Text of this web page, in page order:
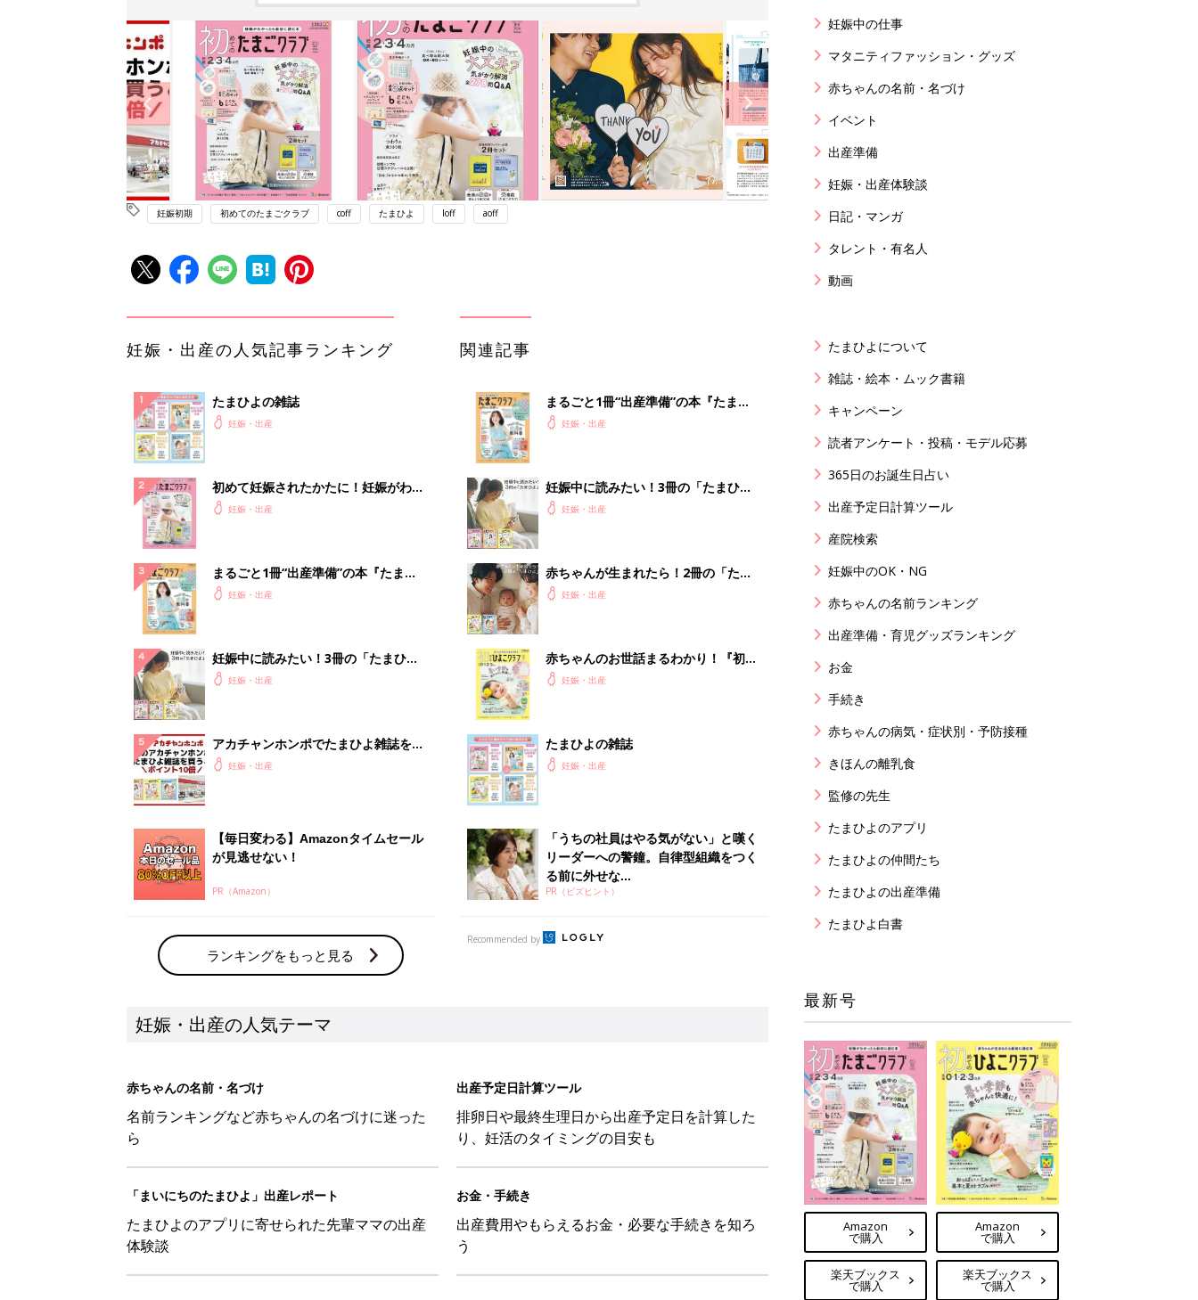
妊娠初期 初めてのたまごクラブ coff たまひよ loff aoff
妊娠・出産の人気記事ランキング
たまひよの雑誌
妊娠・出産
初めて妊娠されたかたに！妊娠がわか
ったら最初に読む本『初めてのたまご
妊娠・出産
まるごと1冊“出産準備”の本『たまご
クラブ 夏号』〈スペシャル大特集〉
妊娠・出産
妊娠中に読みたい！3冊の「たまひ
よ」妊娠・出産
アカチャンホンポでたまひよ雑誌を買
うとポイント10倍【期間限定】
妊娠・出産
【毎日変わる】Amazonタイムセール
が見逃せない！
PR（Amazon）
ランキングをもっと見る
関連記事
まるごと1冊“出産準備”の本『たまご
クラブ 夏号』〈スペシャル大特集〉
妊娠・出産
妊娠中に読みたい！3冊の「たまひ
よ」妊娠・出産
赤ちゃんが生まれたら！2冊の「たま
ひよ」
妊娠・出産
赤ちゃんのお世話まるわかり！『初め
てのひよこクラブ 夏号』〈巻頭大特
妊娠・出産
たまひよの雑誌
妊娠・出産
「うちの社員はやる気がない」と嘆く
リーダーへの警鐘。自律型組織をつく
る前に外せな...
PR（ビズヒント）
Recommended by
妊娠・出産の人気テーマ
赤ちゃんの名前・名づけ
名前ランキングなど赤ちゃんの名づけに迷った
ら
出産予定日計算ツール
排卵日や最終生理日から出産予定日を計算した
り、妊活のタイミングの目安も
「まいにちのたまひよ」出産レポート
たまひよのアプリに寄せられた先輩ママの出産
体験談
お金・手続き
出産費用やもらえるお金・必要な手続きを知ろ
う
妊娠中の仕事
マタニティファッション・グッズ
赤ちゃんの名前・名づけ
イベント
出産準備
妊娠・出産体験談
日記・マンガ
タレント・有名人
動画
たまひよについて
雑誌・絵本・ムック書籍
キャンペーン
読者アンケート・投稿・モデル応募
365日のお誕生日占い
出産予定日計算ツール
産院検索
妊娠中のOK・NG
赤ちゃんの名前ランキング
出産準備・育児グッズランキング
お金
手続き
赤ちゃんの病気・症状別・予防接種
きほんの離乳食
監修の先生
たまひよのアプリ
たまひよの仲間たち
たまひよの出産準備
たまひよ白書
最新号
Amazon
で購入
楽天ブックス
で購入
Amazon
で購入
楽天ブックス
で購入